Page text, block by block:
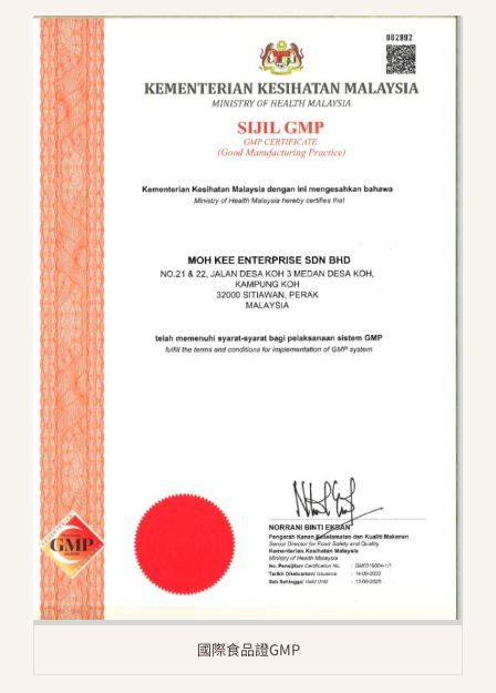
國際食品證GMP